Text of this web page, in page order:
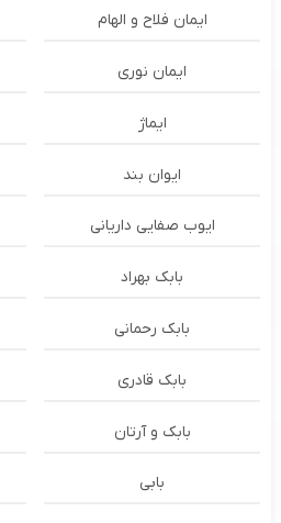
ایمان فلاح و الهام
ایمان نوری
ایماژ
ایوان بند
ایوب صفایی داریانی
بابک بهراد
بابک رحمانی
بابک قادری
بابک و آرتان
بابی